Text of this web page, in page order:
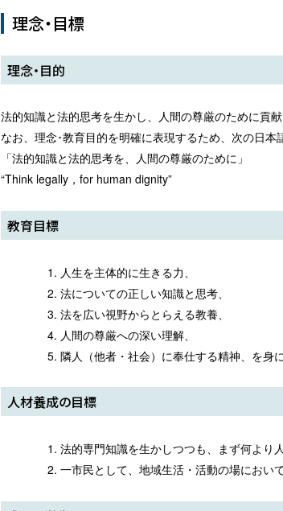
理念・目標
理念・目的
法的知識と法的思考を生かし、人間の尊厳のために貢献
なお、理念･教育目的を明確に表現するため、次の日本
「法的知識と法的思考を、人間の尊厳のために」
“Think legally，for human dignity”
教育目標
人生を主体的に生きる力、
法についての正しい知識と思考、
法を広い視野からとらえる教養、
人間の尊厳への深い理解、
隣人（他者・社会）に奉仕する精神、を身
人材養成の目標
法的専門知識を生かしつつも、まず何より
一市民として、地域生活・活動の場におい